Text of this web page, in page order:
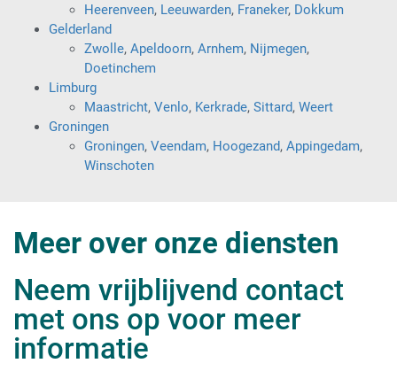
Heerenveen, Leeuwarden, Franeker, Dokkum
Gelderland
Zwolle, Apeldoorn, Arnhem, Nijmegen,
Doetinchem
Limburg
Maastricht, Venlo, Kerkrade, Sittard, Weert
Groningen
Groningen, Veendam, Hoogezand, Appingedam,
Winschoten
Meer over onze diensten
Neem vrijblijvend contact
met ons op voor meer
informatie